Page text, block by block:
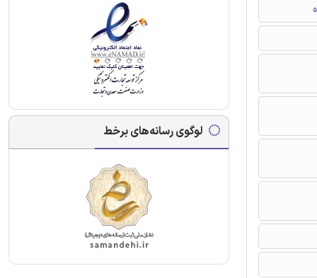
لوگوی رسانه‌های برخط